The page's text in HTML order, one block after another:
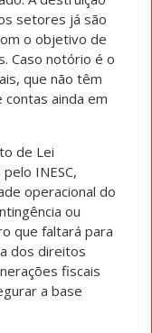
setores já são
o objetivo de
Caso notório é o
que não têm
contas ainda em
de Lei
INESC,
operacional do
ou
que faltará para
dos direitos
fiscais
a base